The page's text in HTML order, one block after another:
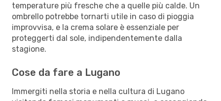
temperature più fresche che a quelle più calde. Un
ombrello potrebbe tornarti utile in caso di pioggia
improvvisa, e la crema solare è essenziale per
proteggerti dal sole, indipendentemente dalla
stagione.
Cose da fare a Lugano
Immergiti nella storia e nella cultura di Lugano